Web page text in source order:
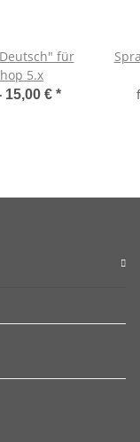
für
5.x
15,00 € *